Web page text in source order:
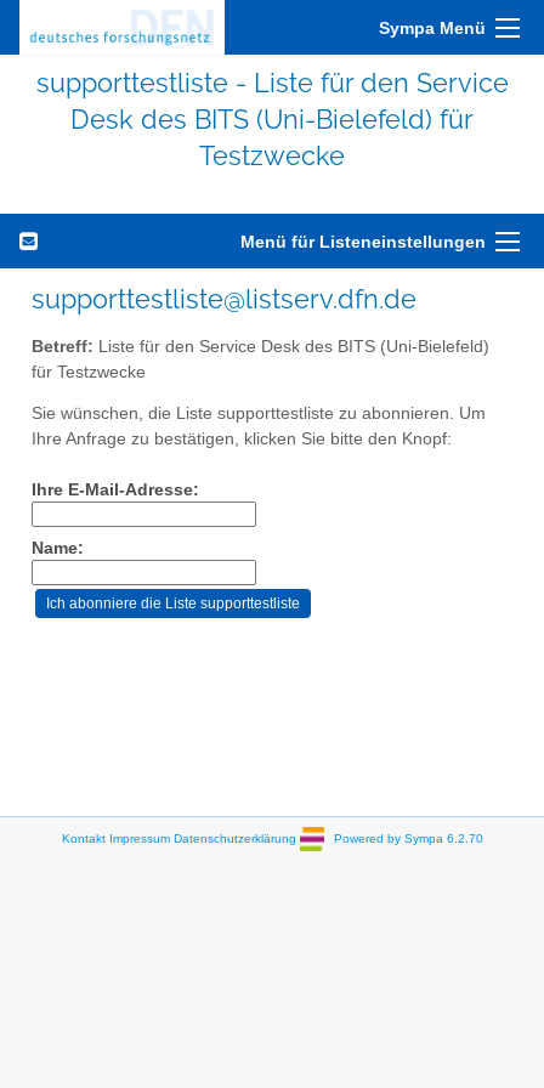
Sympa Menü
supporttestliste - Liste für den Service
Desk des BITS (Uni-Bielefeld) für
Testzwecke
Menü für Listeneinstellungen
supporttestliste@listserv.dfn.de
Betreff: Liste für den Service Desk des BITS (Uni-Bielefeld)
für Testzwecke
Sie wünschen, die Liste supporttestliste zu abonnieren. Um
Ihre Anfrage zu bestätigen, klicken Sie bitte den Knopf:
Ihre E-Mail-Adresse:
Name:
Kontakt Impressum Datenschutzerklärung Powered by Sympa 6.2.70